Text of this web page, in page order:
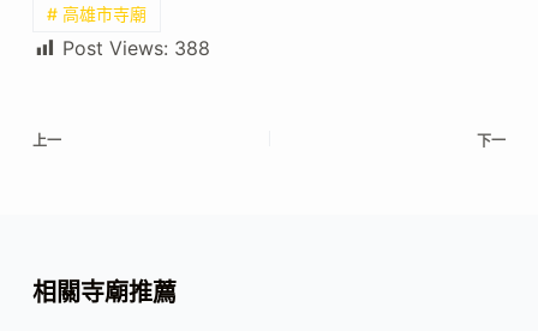
# 高雄市寺廟
Post Views: 388
上一 下一
相關寺廟推薦